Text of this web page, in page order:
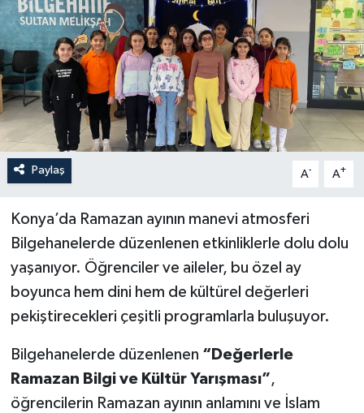
Paylaş A- A+
Konya’da Ramazan ayının manevi atmosferi
Bilgehanelerde düzenlenen etkinliklerle dolu dolu
yaşanıyor. Öğrenciler ve aileler, bu özel ay
boyunca hem dini hem de kültürel değerleri
pekiştirecekleri çeşitli programlarla buluşuyor.
Bilgehanelerde düzenlenen “Değerlerle
Ramazan Bilgi ve Kültür Yarışması”,
öğrencilerin Ramazan ayının anlamını ve İslam